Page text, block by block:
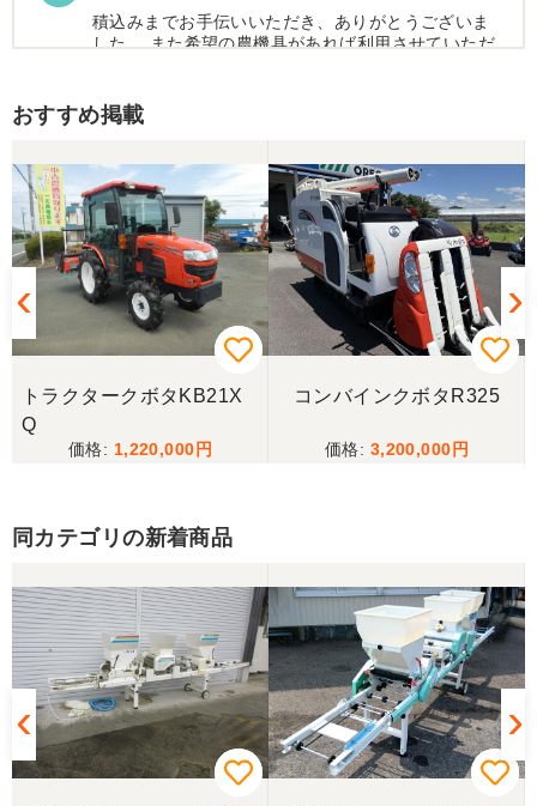
積込みまでお手伝いいただき、ありがとうございま
した。 また希望の農機具があれば利用させていただ
この度はお世話になりました。また、機会があれば
よろしくお願いします。
三重県／ユウスケ
購入から引き取りまでスムーズでした。ありがとう
ございました。
当方の要望に対して、素早く対応していただき感謝
スタッフの鈴木さんが親切で機械に詳しく 丁寧にご
対応頂きました。 ありがとう！ 少し距離はあります
が、今後も農機具を買う際はのうき屋さんを利用し
ようと思います。
三重県／miraisann
写真と現物が違いすぎる
おすすめ掲載
トラクタークボタKB21X
Q
1,220,000
コンバインクボタR325
3,200,000
同カテゴリの新着商品